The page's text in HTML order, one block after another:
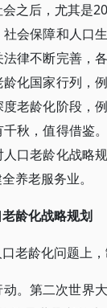
之后，尤其是
会保障和人口
律不断完善，
化国家行列，
老龄化阶段，
秋，值得借鉴
口老龄化战略
养老服务业。
龄化战略规划
老龄化问题上
。第二次世界